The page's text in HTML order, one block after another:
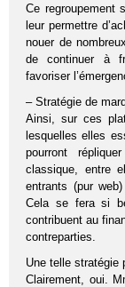
Ce regroupement
leur permettre
nouer de
de continuer à
favoriser
– Stratégie de
Ainsi, sur ces
lesquelles elles
pourront
classique, entre
entrants (pur
Cela se fera si
contribuent au
contreparties.
Une telle stratégie
Clairement, oui.